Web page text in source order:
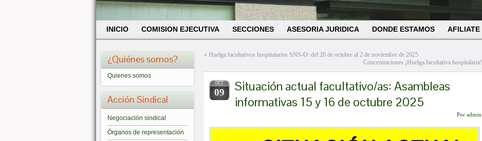
INICIO COMISION EJECUTIVA SECCIONES ASESORIA JURIDICA DONDE ESTAMOS AFILIATE
¿Quiénes somos?
Quienes somos
Acción Sindical
Negociación sindical
Órganos de representación
« Huelga facultativos hospitalarios SNS-O: del 20 de octubre al 2 de noviembre de 2025
Concentraciones ¡Huelga facultativa hospitalaria!
OCT
09
Situación actual facultativo/as: Asambleas
informativas 15 y 16 de octubre 2025
Por admin